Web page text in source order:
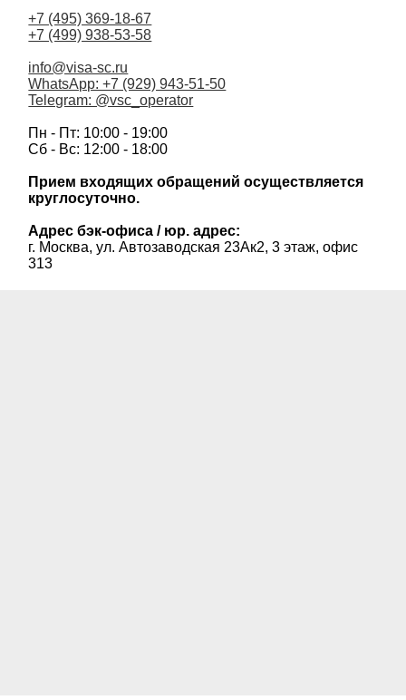
+7 (495) 369-18-67
+7 (499) 938-53-58
info@visa-sc.ru
WhatsApp: +7 (929) 943-51-50
Telegram: @vsc_operator
Пн - Пт: 10:00 - 19:00
Сб - Вс: 12:00 - 18:00
Прием входящих обращений осуществляется
круглосуточно.
Адрес бэк-офиса / юр. адрес:
г. Москва, ул. Автозаводская 23Ак2, 3 этаж, офис
313